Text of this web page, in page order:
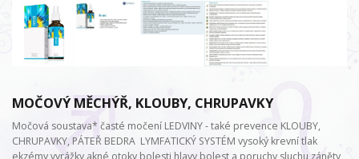
MOČOVÝ MĚCHÝŘ, KLOUBY, CHRUPAVKY
Močová soustava* časté močení LEDVINY - také prevence KLOUBY,
CHRUPAVKY, PÁTEŘ BEDRA LYMFATICKÝ SYSTÉM vysoký krevní tlak
ekzémy,vyrážky,akné otoky bolesti hlavy bolest a poruchy sluchu záněty